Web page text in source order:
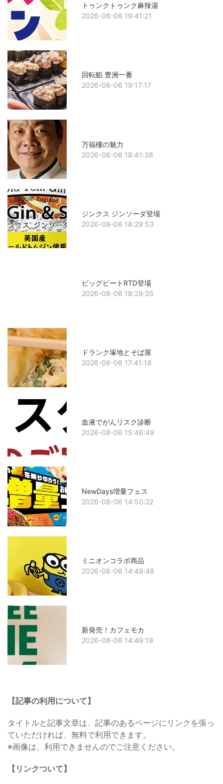
トゥンクトゥンク麻辣湯
2026-08-06 19:41:21
回転鮨 豊洲一番
2026-08-06 19:17:17
万福樓の魅力
2026-08-06 18:41:38
ジンクス ジンソーダ登場
2026-08-06 18:29:53
ビッグピートRTD登場
2026-08-06 18:29:35
ドランク塚地とそば屋
2026-08-06 17:41:18
血液でがんリスク診断
2026-08-06 15:46:49
NewDays増量フェス
2026-08-06 14:50:22
ミニオンコラボ商品
2026-08-06 14:49:48
新発売！カフェモカ
2026-08-06 14:49:19
【記事の利用について】
タイトルと記事文章は、記事のあるページにリンクを張っ
ていただければ、無料で利用できます。
※画像は、利用できませんのでご注意ください。
【リンクついて】